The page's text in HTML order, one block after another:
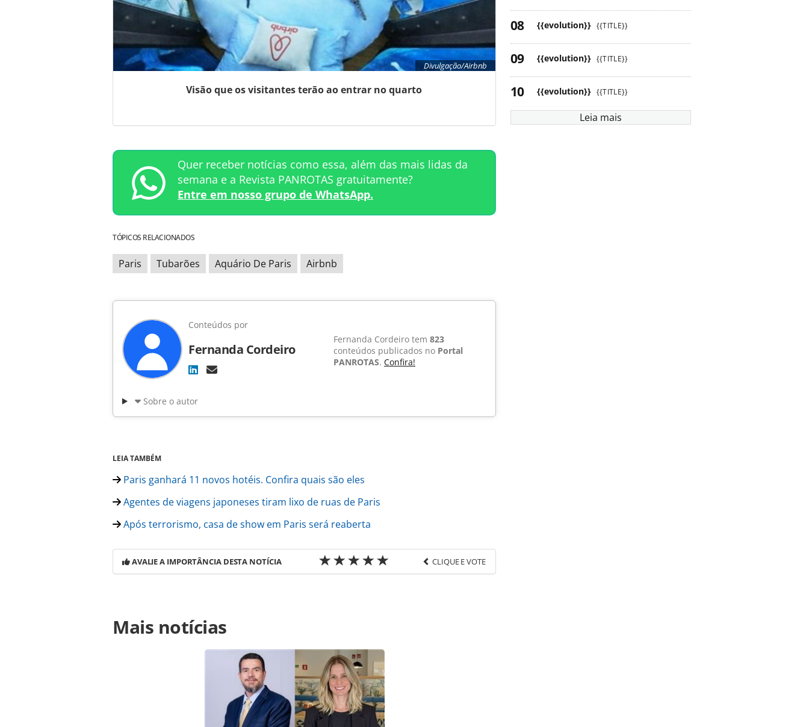
Divulgação/Airbnb
Visão que os visitantes terão ao entrar no quarto
Quer receber notícias como essa, além das mais lidas da
semana e a Revista PANROTAS gratuitamente?
Entre em nosso grupo de WhatsApp.
TÓPICOS RELACIONADOS
Paris Tubarões Aquário De Paris Airbnb
Conteúdos por
Fernanda Cordeiro
Fernanda Cordeiro tem 823
conteúdos publicados no Portal
PANROTAS. Confira!
Sobre o autor
LEIA TAMBÉM
Paris ganhará 11 novos hotéis. Confira quais são eles
Agentes de viagens japoneses tiram lixo de ruas de Paris
Após terrorismo, casa de show em Paris será reaberta
AVALIE A IMPORTÂNCIA DESTA NOTÍCIA CLIQUE E VOTE
https://www.panrotas.com.br/destinos/destinos/2016/04/paris-tera-quarto-em-baixo-
dagua-cercado-por-tubaroes_124715.html ou as ferramentas oferecidas na página.
Todo o conteúdo produzido pela PANROTAS Editora é protegido pela legislação
brasileira sobre direito autoral. Não reproduza o conteúdo sem autorização da
PANROTAS Editora (copyright@panrotas.com.br).
Mais notícias
{{evolution}} {{TITLE}}
{{evolution}} {{TITLE}}
{{evolution}} {{TITLE}}
Leia mais